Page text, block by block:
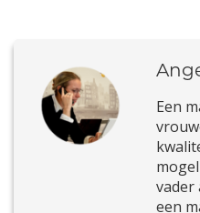
Een
vader
een